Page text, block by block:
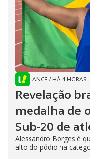
LANCE/ HÁ 4 HORAS
Revelação
medalha de
Sub-20 de
Alessandro Borges é
alto do pódio na